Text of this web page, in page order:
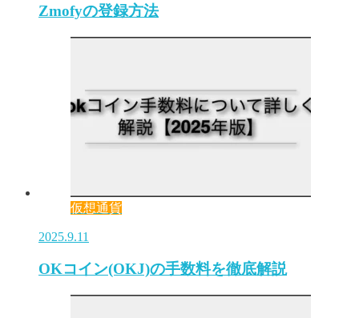
Zmofyの登録方法
仮想通貨
2025.9.11
OKコイン(OKJ)の手数料を徹底解説